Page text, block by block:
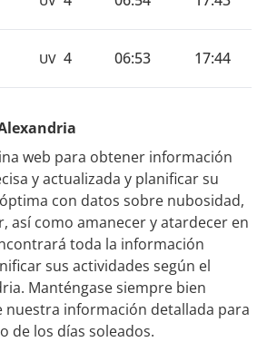
UV 4 06:53 17:44
web para obtener información
y actualizada y planificar su
con datos sobre nubosidad,
así como amanecer y atardecer en
toda la información
sus actividades según el
Manténgase siempre bien
nuestra información detallada para
de los días soleados.